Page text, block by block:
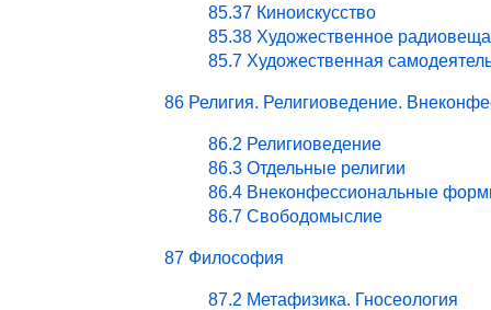
85.37 Киноискусство
85.38 Художественное
85.7 Художественная
86 Религия. Религиоведение.
86.2 Религиоведение
86.3 Отдельные религии
86.4 Внеконфессиональные
86.7 Свободомыслие
87 Философия
87.2 Метафизика. Гносеология